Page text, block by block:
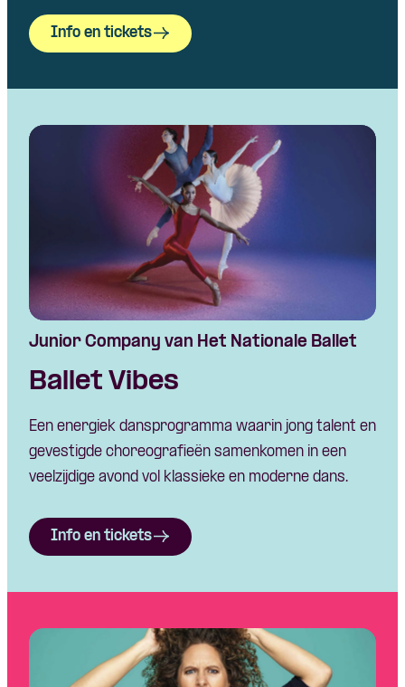
Info en tickets
Junior Company van Het Nationale Ballet
Ballet Vibes
Een energiek dansprogramma waarin jong talent en
gevestigde choreografieën samenkomen in een
veelzijdige avond vol klassieke en moderne dans.
Info en tickets